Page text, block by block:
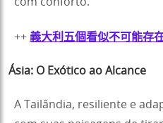
++ 義大利五個看似不可能存
Ásia: O Exótico ao Alcance
A Tailândia, resiliente e